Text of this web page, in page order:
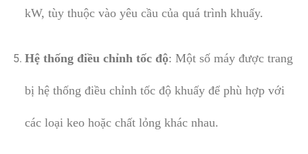
kW, tùy thuộc vào yêu cầu của quá trình khuấy.
Hệ thống điều chỉnh tốc độ: Một số máy được trang
bị hệ thống điều chỉnh tốc độ khuấy để phù hợp với
các loại keo hoặc chất lỏng khác nhau.